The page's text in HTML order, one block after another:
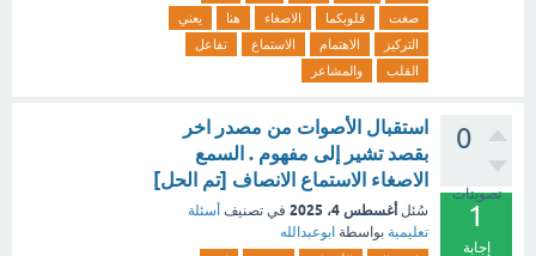
صغت
قلوبكما الاصغاء هنا
يعني
التركيز
الاهتمام الاستماع
تفاعل
القلب
والمشاعر
0
تصويتات
1
إجابة
استقبال الأصوات من مصدر اخر
بقصد تشير إلى مفهوم . السمع
الاصغاء الاستماع الانصاف [تم الحل]
سُئل أغسطس 4، 2025 في تصنيف أسئلة
تعليمية بواسطة ابوعبدالله